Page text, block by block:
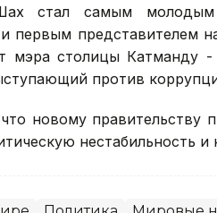
стал самым молодым
и первым представителем
мэра столицы Катманду -
против
новому
нестабильность и